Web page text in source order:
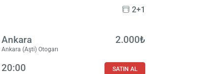
2+1
Ankara
Ankara (Aşti) Otogarı
2.000₺
20:00 SATIN AL